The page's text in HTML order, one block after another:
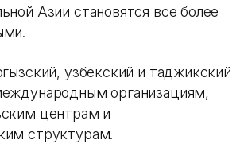
Азии становятся все более
узбекский и таджикский
организациям,
центрам и
структурам.